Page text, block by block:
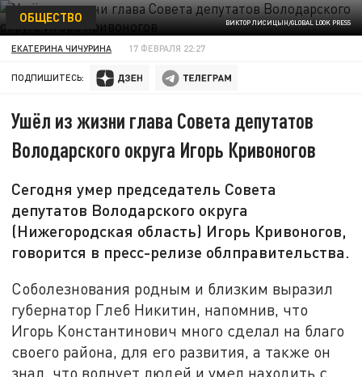
ВИКТОР ЛИСИЦЫН/GLOBAL LOOK PRESS
ОБЩЕСТВО
ЕКАТЕРИНА ЧИЧУРИНА 17 ФЕВРАЛЯ 22:27
ПОДПИШИТЕСЬ:
Ушёл из жизни глава Совета депутатов
Володарского округа Игорь Кривоногов
Сегодня умер председатель Совета
депутатов Володарского округа
(Нижегородская область) Игорь Кривоногов,
говорится в пресс-релизе облправительства.
Соболезнования родным и близким выразил
губернатор Глеб Никитин, напомнив, что
Игорь Константинович много сделал на благо
своего района, для его развития, а также он
знал, что волнует людей и умел находить с